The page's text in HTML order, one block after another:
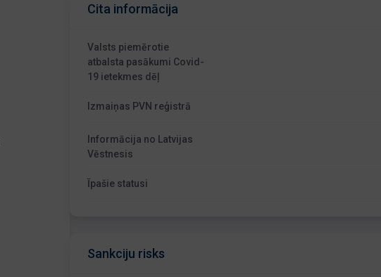
Cita informācija
Valsts piemērotie
atbalsta pasākumi Covid-
19 ietekmes dēļ
Izmaiņas PVN reģistrā
Informācija no Latvijas
Vēstnesis
Īpašie statusi
Sankciju risks